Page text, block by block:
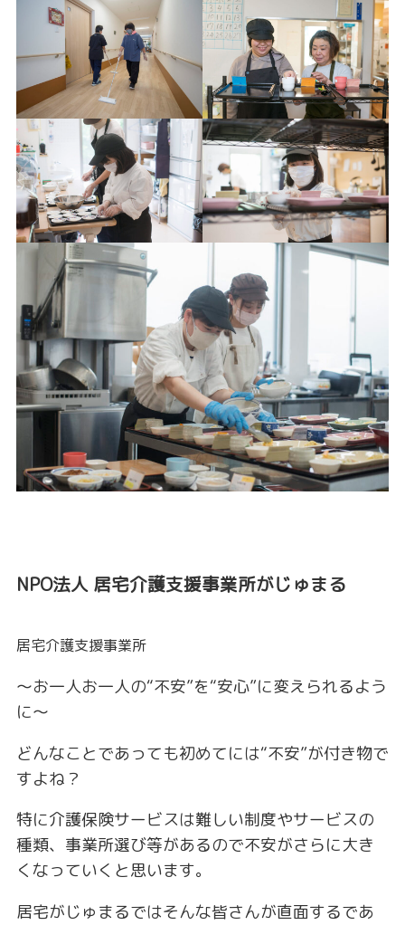
NPO法人 居宅介護支援事業所がじゅまる
居宅介護支援事業所
～お一人お一人の“不安”を“安心”に変えられるよう
に～
どんなことであっても初めてには“不安”が付き物で
すよね？
特に介護保険サービスは難しい制度やサービスの
種類、事業所選び等があるので不安がさらに大き
くなっていくと思います。
居宅がじゅまるではそんな皆さんが直面するであ